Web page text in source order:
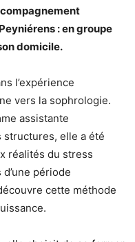
: en groupe
domicile.
l’expérience
vers la sophrologie.
assistante
structures, elle a été
réalités du stress
période
cette méthode